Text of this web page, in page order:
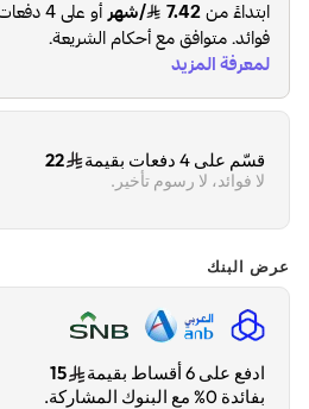
قسّم على 4 دفعات بقيمة 22
لا فوائد، لا رسوم تأخير.
عرض البنك
ادفع على 6 أقساط بقيمة
15
بفائدة 0% مع البنوك المشاركة.